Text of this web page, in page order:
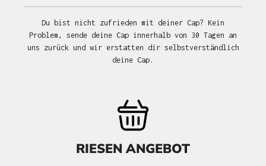
Du bist nicht zufrieden mit deiner Cap? Kein
Problem, sende deine Cap innerhalb von 30 Tagen an
uns zurück und wir erstatten dir selbstverständlich
deine Cap.
RIESEN ANGEBOT